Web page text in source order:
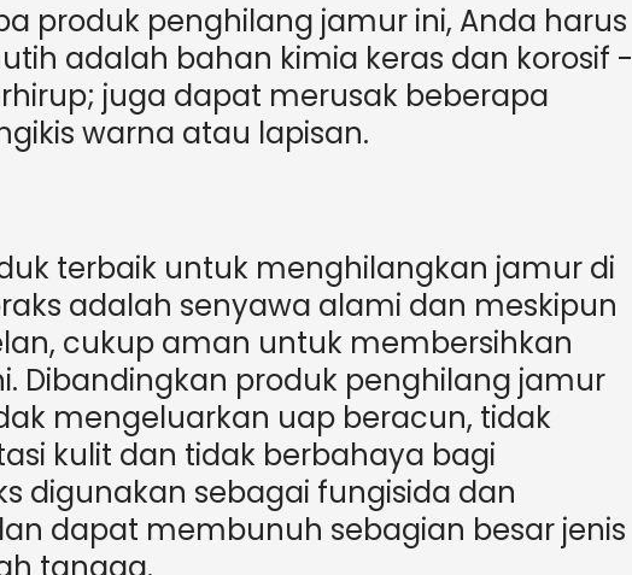
produk penghilang jamur ini, Anda harus
adalah bahan kimia keras dan korosif -
juga dapat merusak beberapa
warna atau lapisan.
terbaik untuk menghilangkan jamur di
adalah senyawa alami dan meskipun
cukup aman untuk membersihkan
Dibandingkan produk penghilang jamur
mengeluarkan uap beracun, tidak
kulit dan tidak berbahaya bagi
digunakan sebagai fungisida dan
dapat membunuh sebagian besar jenis